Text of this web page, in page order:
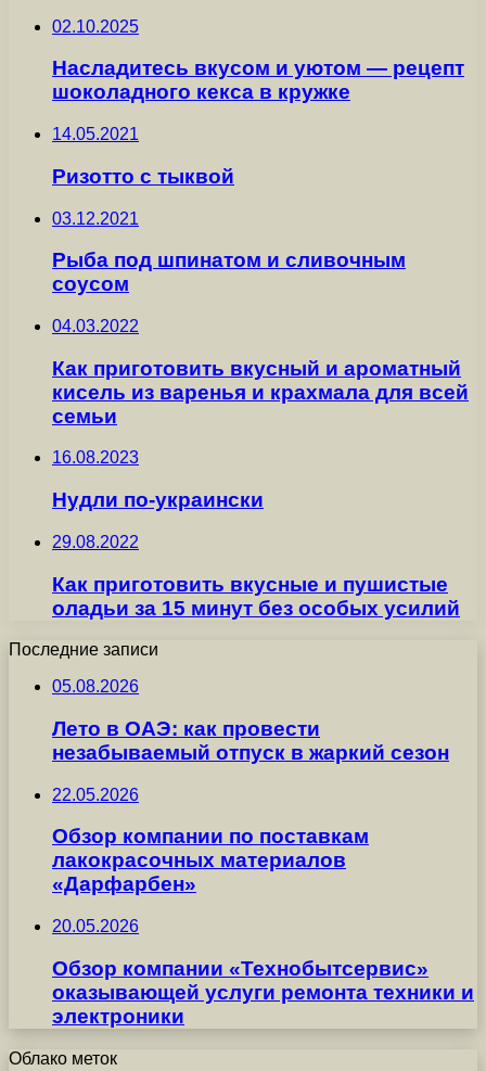
02.10.2025
Насладитесь вкусом и уютом — рецепт
шоколадного кекса в кружке
14.05.2021
Ризотто с тыквой
03.12.2021
Рыба под шпинатом и сливочным
соусом
04.03.2022
Как приготовить вкусный и ароматный
кисель из варенья и крахмала для всей
семьи
16.08.2023
Нудли по-украински
29.08.2022
Как приготовить вкусные и пушистые
оладьи за 15 минут без особых усилий
Последние записи
05.08.2026
Лето в ОАЭ: как провести
незабываемый отпуск в жаркий сезон
22.05.2026
Обзор компании по поставкам
лакокрасочных материалов
«Дарфарбен»
20.05.2026
Обзор компании «Технобытсервис»
оказывающей услуги ремонта техники и
электроники
Облако меток